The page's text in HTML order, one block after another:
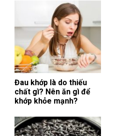
Đau khớp là do thiếu
chất gì? Nên ăn gì để
khớp khỏe mạnh?